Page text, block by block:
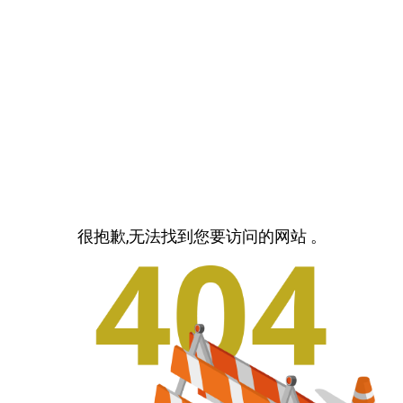
很抱歉,无法找到您要访问的网站 。